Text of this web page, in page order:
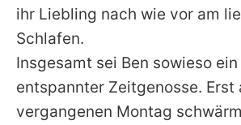
ihr Liebling nach wie vor am
Schlafen.
Insgesamt sei Ben sowieso
entspannter Zeitgenosse. Erst
vergangenen Montag